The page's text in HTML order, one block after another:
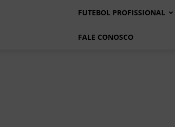
FUTEBOL PROFISSIONAL
FALE CONOSCO